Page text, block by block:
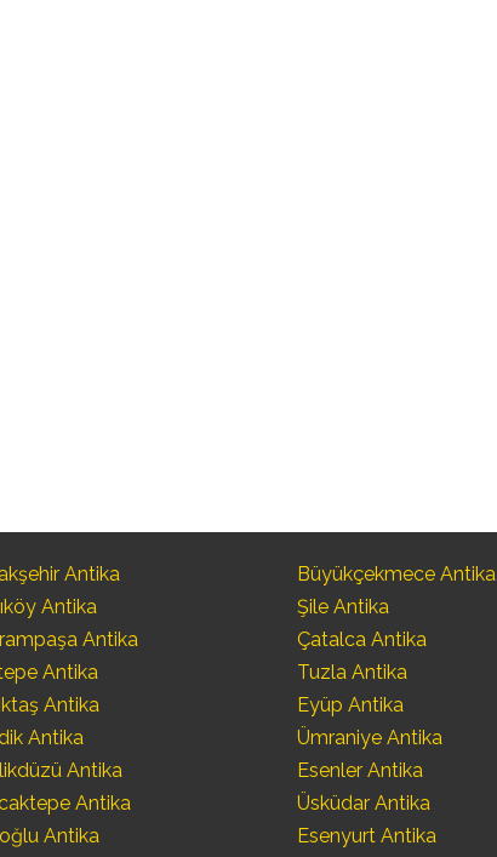
Antika
Antika
Antika
Antika
Antika
Antika
Antika
Antika
Antika
Büyükçekmece Antika
Şile Antika
Çatalca Antika
Tuzla Antika
Eyüp Antika
Ümraniye Antika
Esenler Antika
Üsküdar Antika
Esenyurt Antika